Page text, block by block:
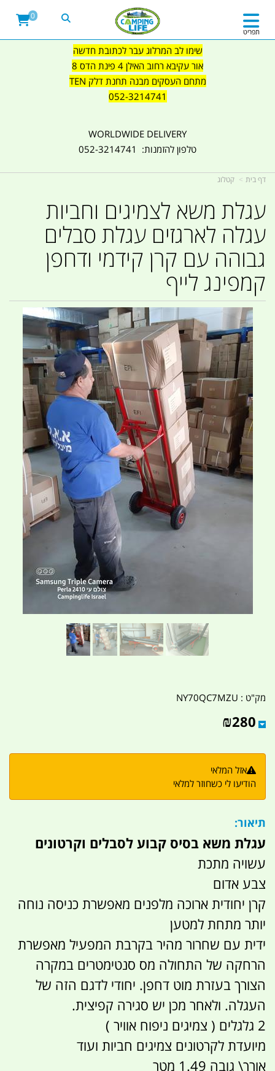
שימו לב המרלוג עבר לכתובת חדשה
אור עקיבא רחוב האילן 4 פינת הדס 8
מתחם העסקים מבנה תחנת דלק TEN
052-3214741
WORLDWIDE DELIVERY
טלפון להזמנות: 052-3214741
תפריט
0
דף בית קטלוג
עגלת משא לצמיגים וחביות
עגלה לארגזים עגלת סבלים
גבוהה עם קרן קידמי ודחפן
קמפינג לייף
מק"ט : NY70QC7MZU
₪280
אזל המלאי
הודיעו לי כשחוזר למלאי
תיאור:
עגלת משא בסיס קבוע לסבלים וקרטונים
עשויה מתכת
צבע אדום
קרן יחודית ארוכה מלפנים מאפשרת כניסה נוחה
יותר מתחת למטען
ידית עם שחרור מהיר בקרבת המפעיל מאפשרת
הרחקה של התחולה מס סנטימטרים במקרה
הצורך בעזרת מוט דחפן. יחודי לדגם הזה של
העגלה. ולאחר מכן יש סגירה קפיצית.
2 גלגלים ( צמיגים ניפוח אוויר )
מיועדת לקרטונים צמיגים חביות ועוד
אורך\ גובה 1.49 מטר